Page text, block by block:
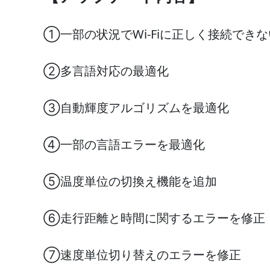
①一部の状況でWi-Fiに正しく接続できな
②多言語対応の最適化
③自動輝度アルゴリズムを最適化
④一部の言語エラーを最適化
⑤温度単位の切換え機能を追加
⑥走行距離と時間に関するエラーを修正
⑦速度単位切り替えのエラーを修正